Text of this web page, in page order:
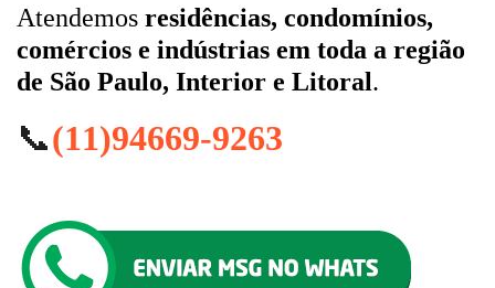
Atendemos residências, condomínios,
comércios e indústrias em toda a região
de São Paulo, Interior e Litoral.
📞(11)94669-9263